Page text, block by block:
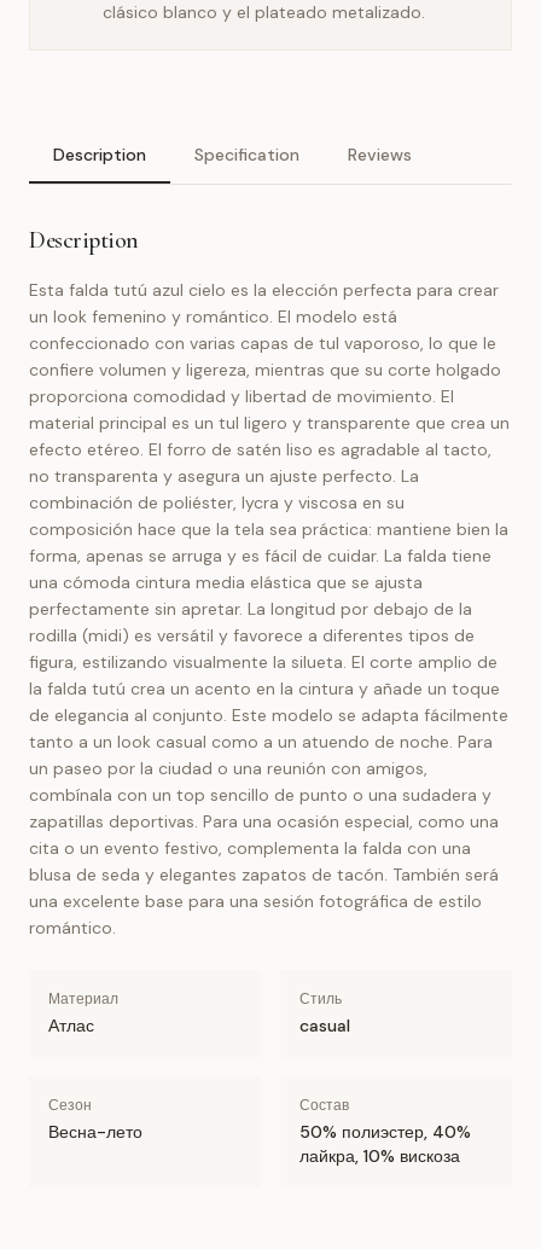
clásico blanco y el plateado metalizado.
Description Specification Reviews
Description
Esta falda tutú azul cielo es la elección perfecta para crear
un look femenino y romántico. El modelo está
confeccionado con varias capas de tul vaporoso, lo que le
confiere volumen y ligereza, mientras que su corte holgado
proporciona comodidad y libertad de movimiento. El
material principal es un tul ligero y transparente que crea un
efecto etéreo. El forro de satén liso es agradable al tacto,
no transparenta y asegura un ajuste perfecto. La
combinación de poliéster, lycra y viscosa en su
composición hace que la tela sea práctica: mantiene bien la
forma, apenas se arruga y es fácil de cuidar. La falda tiene
una cómoda cintura media elástica que se ajusta
perfectamente sin apretar. La longitud por debajo de la
rodilla (midi) es versátil y favorece a diferentes tipos de
figura, estilizando visualmente la silueta. El corte amplio de
la falda tutú crea un acento en la cintura y añade un toque
de elegancia al conjunto. Este modelo se adapta fácilmente
tanto a un look casual como a un atuendo de noche. Para
un paseo por la ciudad o una reunión con amigos,
combínala con un top sencillo de punto o una sudadera y
zapatillas deportivas. Para una ocasión especial, como una
cita o un evento festivo, complementa la falda con una
blusa de seda y elegantes zapatos de tacón. También será
una excelente base para una sesión fotográfica de estilo
romántico.
Материал
Атлас
Стиль
casual
Сезон
Весна-лето
Состав
50% полиэстер, 40%
лайкра, 10% вискоза